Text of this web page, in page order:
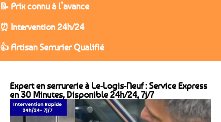
📝 Prix connu à l’avance
⏰ Intervention 24h/24
👍 Artisan Serrurier Qualifié
Expert en serrurerie à Le-Logis-Neuf : Service Express
en 30 Minutes, Disponible 24h/24, 7j/7